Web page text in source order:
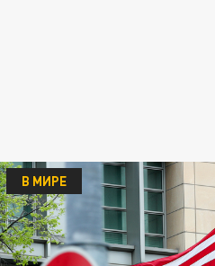
В МИРЕ